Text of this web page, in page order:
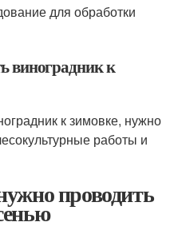
для обработки
виноградник к
к зимовке, нужно
работы и
проводить